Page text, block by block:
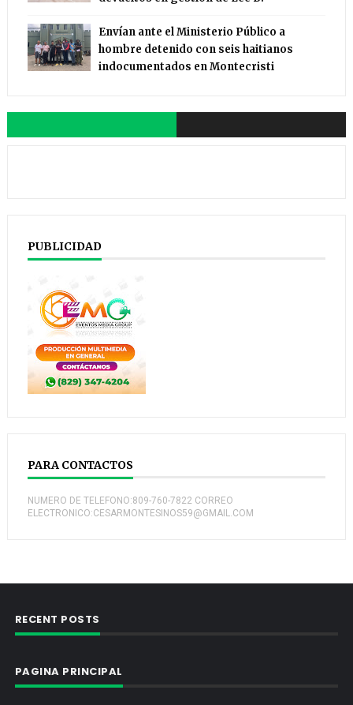
Envían ante el Ministerio Público a
hombre detenido con seis haitianos
indocumentados en Montecristi
PUBLICIDAD
PARA CONTACTOS
NUMERO DE TELEFONO:809-760-7822 CORREO
ELECTRONICO:CESARMONTESINOS59@GMAIL.COM
RECENT POSTS
PAGINA PRINCIPAL